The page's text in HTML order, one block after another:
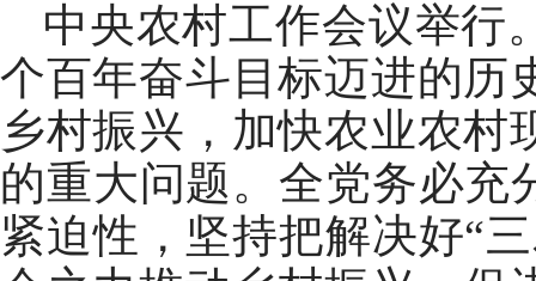
中央农村工作会议举行
个百年奋斗目标迈进的历
乡村振兴，加快农业农村
的重大问题。全党务必充
紧迫性，坚持把解决好“